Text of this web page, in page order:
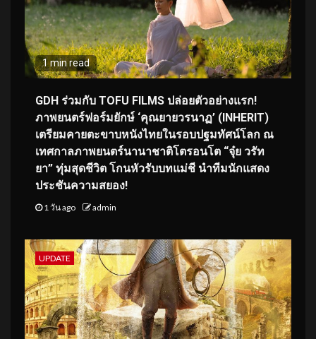
1 min read
GDH ร่วมกับ TOFU FILMS ปล่อยตัวอย่างแรก!
ภาพยนตร์ฟอร์มยักษ์ ‘คุณยายวรนาฏ’ (INHERIT)
เตรียมคายตะขาบหนังไทยในรอบปฐมทัศน์โลก ณ
เทศกาลภาพยนตร์นานาชาติโตรอนโต “จุ๋ย วรัท
ยา” ทุ่มสุดชีวิต โกนหัวรับบทแม่ชี นำทีมนักแสดง
ประชันความสยอง!
1 วัน ago admin
UPDATE